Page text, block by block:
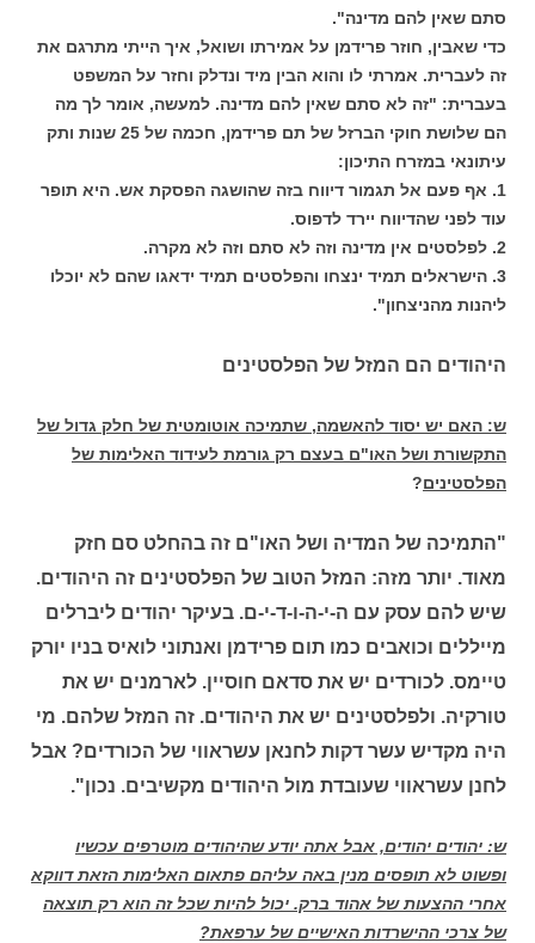
סתם שאין להם מדינה".
כדי שאבין, חוזר פרידמן על אמירתו ושואל, איך הייתי מתרגם את
זה לעברית. אמרתי לו והוא הבין מיד ונדלק וחזר על המשפט
בעברית: "זה לא סתם שאין להם מדינה. למעשה, אומר לך מה
הם שלושת חוקי הברזל של תם פרידמן, חכמה של 25 שנות ותק
עיתונאי במזרח התיכון:
1. אף פעם אל תגמור דיווח בזה שהושגה הפסקת אש. היא תופר
עוד לפני שהדיווח יירד לדפוס.
2. לפלסטים אין מדינה וזה לא סתם וזה לא מקרה.
3. הישראלים תמיד ינצחו והפלסטים תמיד ידאגו שהם לא יוכלו
ליהנות מהניצחון".
היהודים הם המזל של הפלסטינים
ש: האם יש יסוד להאשמה, שתמיכה אוטומטית של חלק גדול של
התקשורת ושל האו"ם בעצם רק גורמת לעידוד האלימות של
הפלסטינים?
"התמיכה של המדיה ושל האו"ם זה בהחלט סם חזק
מאוד. יותר מזה: המזל הטוב של הפלסטינים זה היהודים.
שיש להם עסק עם ה-י-ה-ו-ד-י-ם. בעיקר יהודים ליברלים
מייללים וכואבים כמו תום פרידמן ואנתוני לואיס בניו יורק
טיימס. לכורדים יש את סדאם חוסיין. לארמנים יש את
טורקיה. ולפלסטינים יש את היהודים. זה המזל שלהם. מי
היה מקדיש עשר דקות לחנאן עשראווי של הכורדים? אבל
לחנן עשראווי שעובדת מול היהודים מקשיבים. נכון".
ש: יהודים יהודים, אבל אתה יודע שהיהודים מוטרפים עכשיו
ופשוט לא תופסים מנין באה עליהם פתאום האלימות הזאת דווקא
אחרי ההצעות של אהוד ברק. יכול להיות שכל זה הוא רק תוצאה
של צרכי ההישרדות האישיים של ערפאת?